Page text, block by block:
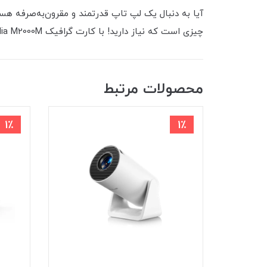
چیزی است که نیاز دارید! با کارت گرافیک 4GB Nvidia M2000M، تجربه‌ای بی‌نظیر از بازی و کارهای گرافیکی خواهید داشت. فرصت را از دست ندهید و همین حالا اقدام کنید!
محصولات مرتبط
1٪ 1٪